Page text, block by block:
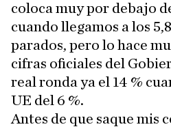
coloca muy por debajo
cuando llegamos a los
parados, pero lo hace
cifras oficiales del
real ronda ya el 14 %
UE del 6 %.
Antes de que saque mis